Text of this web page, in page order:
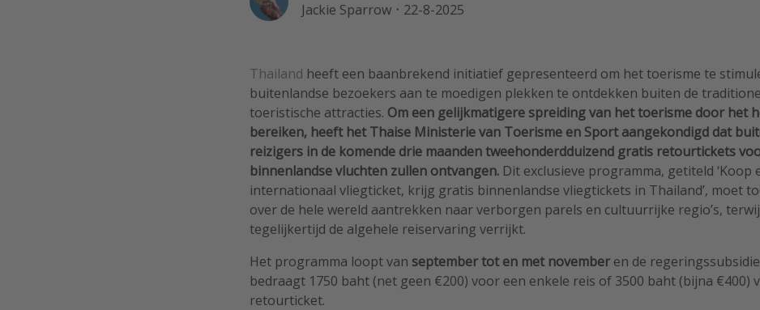
Jackie Sparrow · 22-8-2025
Thailand heeft een baanbrekend initiatief gepresenteerd om het toerisme te
buitenlandse bezoekers aan te moedigen plekken te ontdekken buiten de
toeristische attracties. Om een gelijkmatigere spreiding van het toerisme door het
bereiken, heeft het Thaise Ministerie van Toerisme en Sport aangekondigd dat
reizigers in de komende drie maanden tweehonderdduizend gratis retourtickets
binnenlandse vluchten zullen ontvangen. Dit exclusieve programma, getiteld ‘Koop
internationaal vliegticket, krijg gratis binnenlandse vliegtickets in Thailand’, moet
over de hele wereld aantrekken naar verborgen parels en cultuurrijke regio’s,
tegelijkertijd de algehele reiservaring verrijkt.
Het programma loopt van september tot en met november en de
bedraagt 1750 baht (net geen €200) voor een enkele reis of 3500 baht (bijna €400)
retourticket.